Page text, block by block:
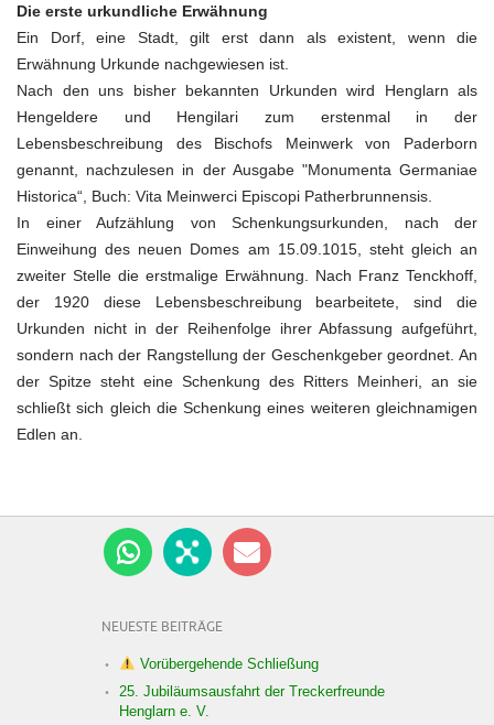
Die erste urkundliche Erwähnung
Ein Dorf, eine Stadt, gilt erst dann als existent, wenn die
Erwähnung Urkunde nachgewiesen ist.
Nach den uns bisher bekannten Urkunden wird Henglarn als
Hengeldere und Hengilari zum erstenmal in der
Lebensbeschreibung des Bischofs Meinwerk von Paderborn
genannt, nachzulesen in der Ausgabe "Monumenta Germaniae
Historica“, Buch: Vita Meinwerci Episcopi Patherbrunnensis.
In einer Aufzählung von Schenkungsurkunden, nach der
Einweihung des neuen Domes am 15.09.1015, steht gleich an
zweiter Stelle die erstmalige Erwähnung. Nach Franz Tenckhoff,
der 1920 diese Lebensbeschreibung bearbeitete, sind die
Urkunden nicht in der Reihenfolge ihrer Abfassung aufgeführt,
sondern nach der Rangstellung der Geschenkgeber geordnet. An
der Spitze steht eine Schenkung des Ritters Meinheri, an sie
schließt sich gleich die Schenkung eines weiteren gleichnamigen
Edlen an.
NEUESTE BEITRÄGE
Vorübergehende Schließung
25. Jubiläumsausfahrt der Treckerfreunde
Henglarn e. V.